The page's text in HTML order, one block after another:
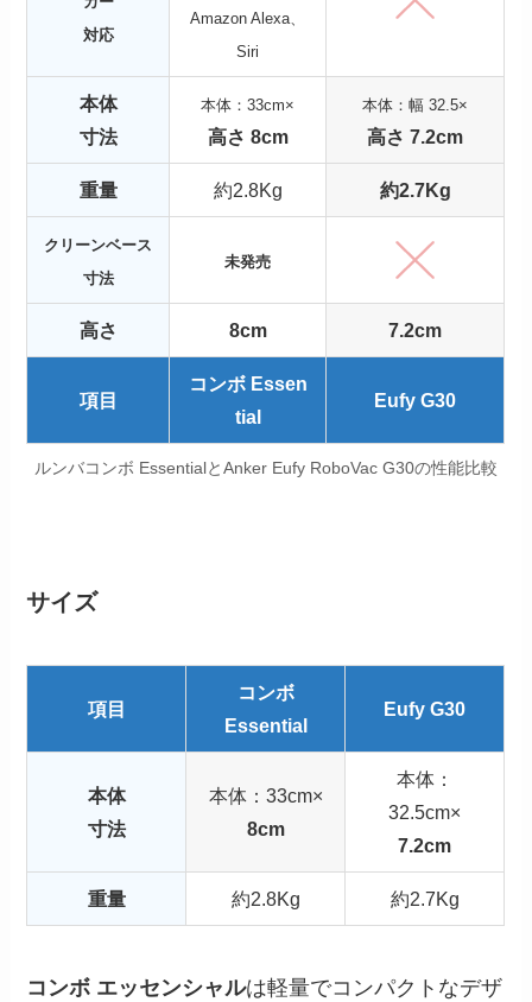
対応
Amazon Alexa、
Siri
本体
寸法
本体：33cm×
高さ 8cm
本体：幅 32.5×
高さ 7.2cm
重量 約2.8Kg 約2.7Kg
クリーンベース
寸法
未発売
高さ 8cm 7.2cm
項目
コンボ Essen
tial
Eufy G30
ルンバコンボ EssentialとAnker Eufy RoboVac G30の性能比較
サイズ
項目
コンボ
Essential
Eufy G30
本体
寸法
本体：33cm×
8cm
本体：
32.5cm×
7.2cm
重量 約2.8Kg 約2.7Kg
コンボ エッセンシャルは軽量でコンパクトなデザ